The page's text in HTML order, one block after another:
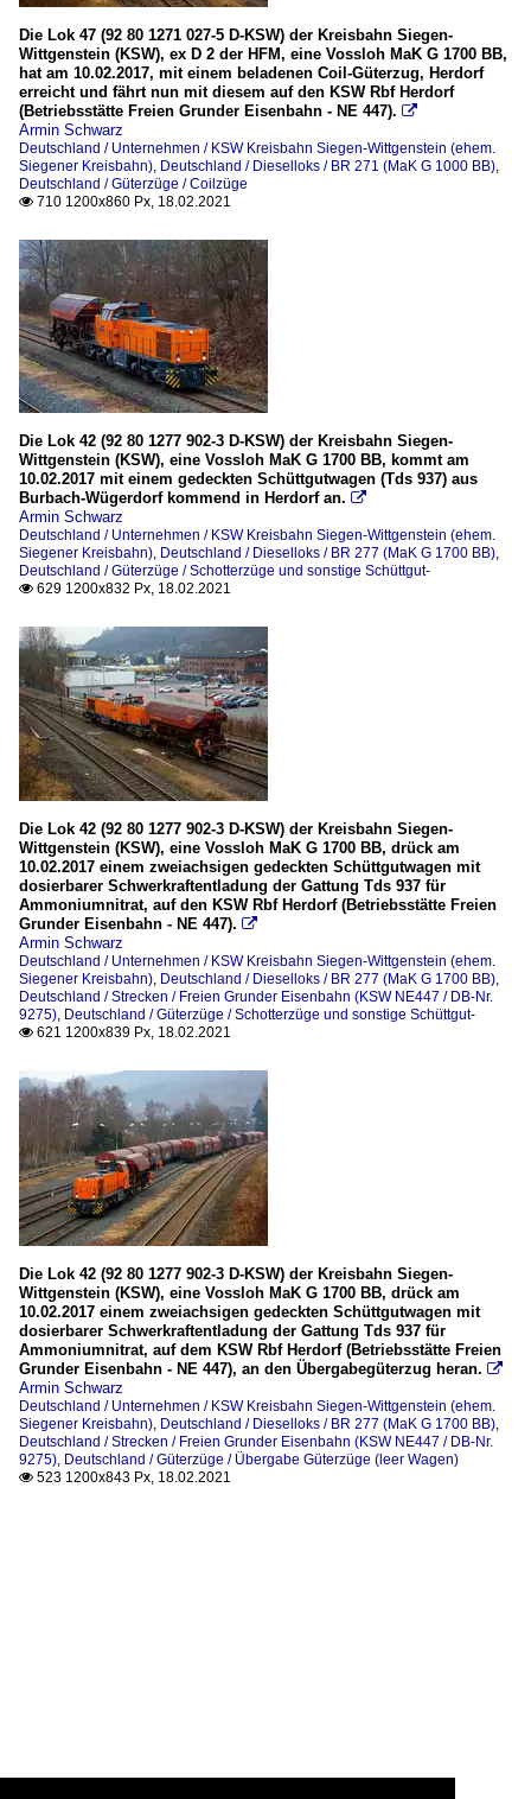
Die Lok 47 (92 80 1271 027-5 D-KSW) der Kreisbahn Siegen-
Wittgenstein (KSW), ex D 2 der HFM, eine Vossloh MaK G 1700 BB,
hat am 10.02.2017, mit einem beladenen Coil-Güterzug, Herdorf
erreicht und fährt nun mit diesem auf den KSW Rbf Herdorf
(Betriebsstätte Freien Grunder Eisenbahn - NE 447). 
Armin Schwarz
Deutschland / Unternehmen / KSW Kreisbahn Siegen-Wittgenstein (ehem.
Siegener Kreisbahn) Deutschland / Dieselloks / BR 271 (MaK G 1000 BB)
Deutschland / Güterzüge / Coilzüge
 710 1200x860 Px, 18.02.2021
Die Lok 42 (92 80 1277 902-3 D-KSW) der Kreisbahn Siegen-
Wittgenstein (KSW), eine Vossloh MaK G 1700 BB, kommt am
10.02.2017 mit einem gedeckten Schüttgutwagen (Tds 937) aus
Burbach-Wügerdorf kommend in Herdorf an. 
Armin Schwarz
Deutschland / Unternehmen / KSW Kreisbahn Siegen-Wittgenstein (ehem.
Siegener Kreisbahn) Deutschland / Dieselloks / BR 277 (MaK G 1700 BB)
Deutschland / Güterzüge / Schotterzüge und sonstige Schüttgut-
 629 1200x832 Px, 18.02.2021
Die Lok 42 (92 80 1277 902-3 D-KSW) der Kreisbahn Siegen-
Wittgenstein (KSW), eine Vossloh MaK G 1700 BB, drück am
10.02.2017 einem zweiachsigen gedeckten Schüttgutwagen mit
dosierbarer Schwerkraftentladung der Gattung Tds 937 für
Ammoniumnitrat, auf den KSW Rbf Herdorf (Betriebsstätte Freien
Grunder Eisenbahn - NE 447). 
Armin Schwarz
Deutschland / Unternehmen / KSW Kreisbahn Siegen-Wittgenstein (ehem.
Siegener Kreisbahn) Deutschland / Dieselloks / BR 277 (MaK G 1700 BB)
Deutschland / Strecken / Freien Grunder Eisenbahn (KSW NE447 / DB-Nr.
9275) Deutschland / Güterzüge / Schotterzüge und sonstige Schüttgut-
 621 1200x839 Px, 18.02.2021
Die Lok 42 (92 80 1277 902-3 D-KSW) der Kreisbahn Siegen-
Wittgenstein (KSW), eine Vossloh MaK G 1700 BB, drück am
10.02.2017 einem zweiachsigen gedeckten Schüttgutwagen mit
dosierbarer Schwerkraftentladung der Gattung Tds 937 für
Ammoniumnitrat, auf dem KSW Rbf Herdorf (Betriebsstätte Freien
Grunder Eisenbahn - NE 447), an den Übergabegüterzug heran. 
Armin Schwarz
Deutschland / Unternehmen / KSW Kreisbahn Siegen-Wittgenstein (ehem.
Siegener Kreisbahn) Deutschland / Dieselloks / BR 277 (MaK G 1700 BB)
Deutschland / Strecken / Freien Grunder Eisenbahn (KSW NE447 / DB-Nr.
9275) Deutschland / Güterzüge / Übergabe Güterzüge (leer Wagen)
 523 1200x843 Px, 18.02.2021